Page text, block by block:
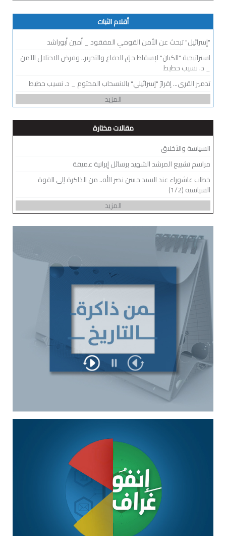
أقلام الثبات
"إسرائيل" تبحث عن الأمن القومي المفقود _ أمين أبوراشد
استراتيجية "الكيان" لإسقاط حق الدفاع والتحرير.. وفرض الاحتلال الآمن
_ د. نسيب حطيط
تدمير القرى... إقرارٌ "إسرائيلي" بالانسحاب المحتوم _ د. نسيب حطيط
المزيد
مقالات مختارة
السياسة والأخلاق
مراسم تشييع المرشد الشهيد برسائل إيرانية عميقة
خطاب عاشوراء عند السيد حسن نصر الله.. من الذاكرة إلى القوة
السياسية (1/2)
المزيد